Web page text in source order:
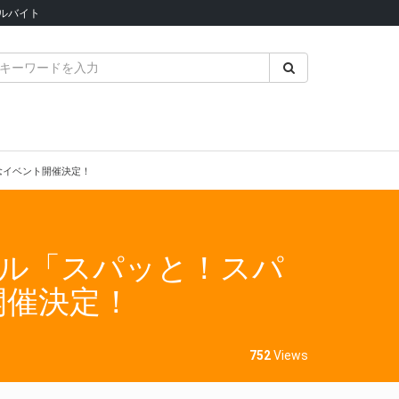
バイト
ベント開催決定！
「スパッと！スパ
決定！
752Views